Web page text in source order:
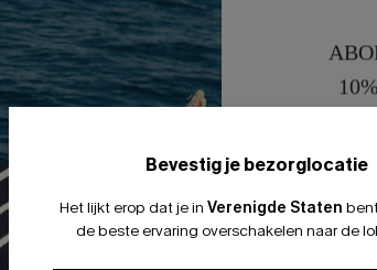
Bevestig je bezorglocatie
Het lijkt erop dat je in Verenigde Staten
de beste ervaring overschakelen naar de